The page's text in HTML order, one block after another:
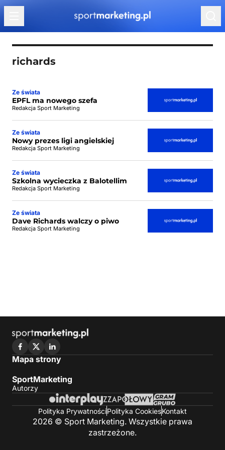
Przejdź do treści
richards
Ze świata
EPFL ma nowego szefa
Redakcja Sport Marketing
Ze świata
Nowy prezes ligi angielskiej
Redakcja Sport Marketing
Ze świata
Szkolna wycieczka z Balotellim
Redakcja Sport Marketing
Ze świata
Dave Richards walczy o piwo
Redakcja Sport Marketing
Mapa strony
SportMarketing
Autorzy
Polityka PrywatnościPolityka CookiesKontakt
2026 © Sport Marketing. Wszystkie prawa
zastrzeżone.